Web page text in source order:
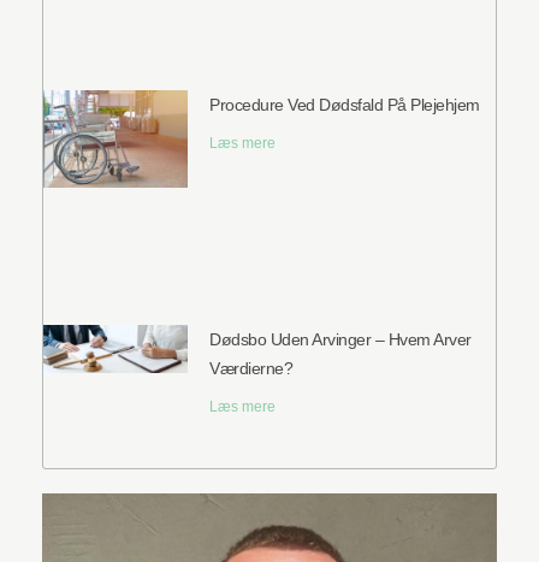
Procedure Ved Dødsfald På Plejehjem
Læs mere
Dødsbo Uden Arvinger – Hvem Arver
Værdierne?
Læs mere